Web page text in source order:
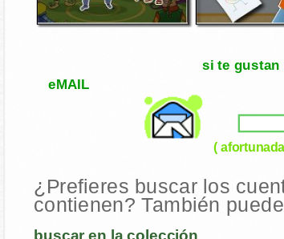
si te gustan
eMAIL
(
¿Prefieres buscar los
contienen? También
buscar en la colección